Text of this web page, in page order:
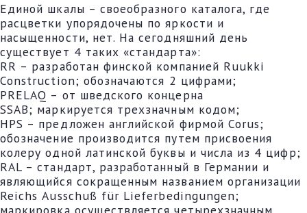
Единой шкалы – своеобразного каталога, где
расцветки упорядочены по яркости и
насыщенности, нет. На сегодняшний день
существует 4 таких «стандарта»:
RR – разработан финской компанией Ruukki
Construction; обозначаются 2 цифрами;
PRELAQ – от шведского концерна
SSAB; маркируется трехзначным кодом;
HPS – предложен английской фирмой Corus;
обозначение производится путем присвоения
колеру одной латинской буквы и числа из 4 цифр;
RAL – стандарт, разработанный в Германии и
являющийся сокращенным названием организации
Reichs Аusschuß für Lieferbedingungen;